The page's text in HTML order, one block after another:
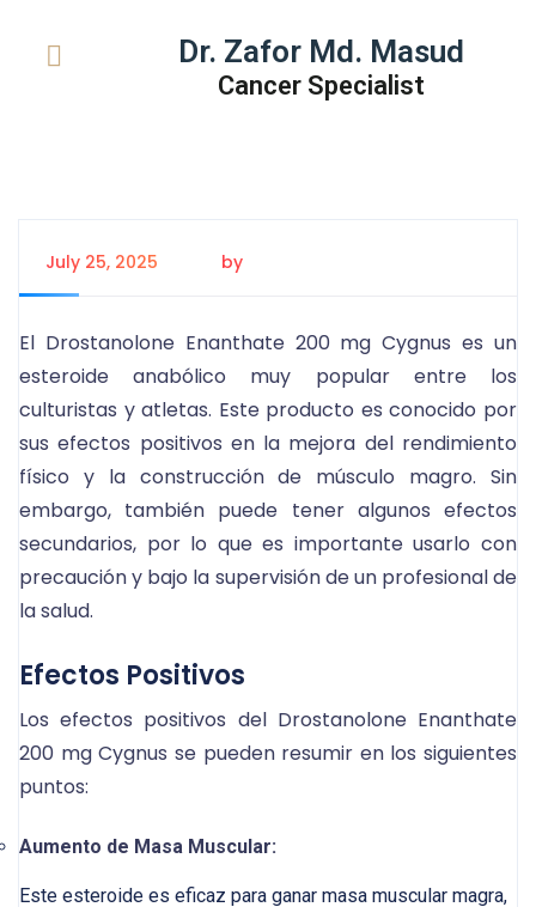
Dr. Zafor Md. Masud
Cancer Specialist
July 25, 2025 by
El Drostanolone Enanthate 200 mg Cygnus es un
esteroide anabólico muy popular entre los
culturistas y atletas. Este producto es conocido por
sus efectos positivos en la mejora del rendimiento
físico y la construcción de músculo magro. Sin
embargo, también puede tener algunos efectos
secundarios, por lo que es importante usarlo con
precaución y bajo la supervisión de un profesional de
la salud.
Efectos Positivos
Los efectos positivos del Drostanolone Enanthate
200 mg Cygnus se pueden resumir en los siguientes
puntos:
Aumento de Masa Muscular:
Este esteroide es eficaz para ganar masa muscular magra,